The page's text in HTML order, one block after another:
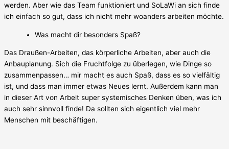
werden. Aber wie das Team funktioniert und SoLaWi an sich finde
ich einfach so gut, dass ich nicht mehr woanders arbeiten möchte.
Was macht dir besonders Spaß?
Das Draußen-Arbeiten, das körperliche Arbeiten, aber auch die
Anbauplanung. Sich die Fruchtfolge zu überlegen, wie Dinge so
zusammenpassen… mir macht es auch Spaß, dass es so vielfältig
ist, und dass man immer etwas Neues lernt. Außerdem kann man
in dieser Art von Arbeit super systemisches Denken üben, was ich
auch sehr sinnvoll finde! Da sollten sich eigentlich viel mehr
Menschen mit beschäftigen.